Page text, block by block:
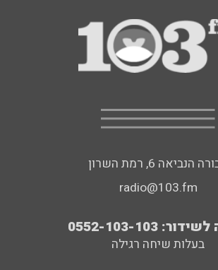
הנביאה 6, רמת השרון
radio@103.fm
0552-103-103
בעלות שיחה רגילה